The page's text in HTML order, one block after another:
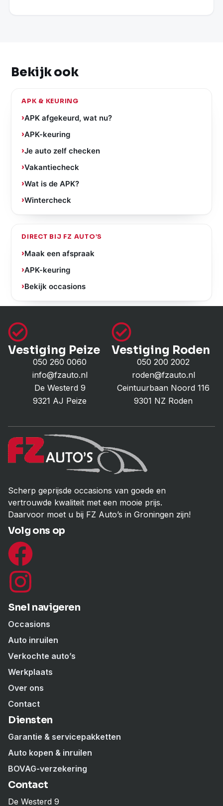
Bekijk ook
APK & KEURING
APK afgekeurd, wat nu?
APK-keuring
Je auto zelf checken
Vakantiecheck
Wat is de APK?
Wintercheck
DIRECT BIJ FZ AUTO’S
Maak een afspraak
APK-keuring
Bekijk occasions
Vestiging Peize
050 260 0060
info@fzauto.nl
De Westerd 9
9321 AJ Peize
Vestiging Roden
050 200 2002
roden@fzauto.nl
Ceintuurbaan Noord 116
9301 NZ Roden
Scherp geprijsde occasions van goede en
vertrouwde kwaliteit met een mooie prijs.
Daarvoor moet u bij FZ Auto’s in Groningen zijn!
Volg ons op
Snel navigeren
Occasions
Auto inruilen
Verkochte auto’s
Werkplaats
Over ons
Contact
Diensten
Garantie & servicepakketten
Auto kopen & inruilen
BOVAG-verzekering
Contact
De Westerd 9